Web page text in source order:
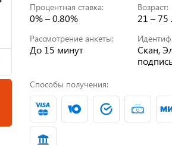
Процентная ставка:
0% – 0.80%
Возраст:
21 – 75
Рассмотрение анкеты:
До 15 минут
Скан,
Способы получения: